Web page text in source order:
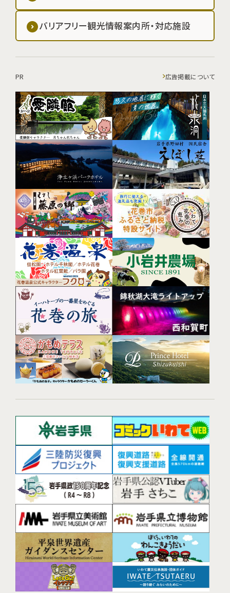
バリアフリー観光情報案内所・対応施設
PR 広告掲載について